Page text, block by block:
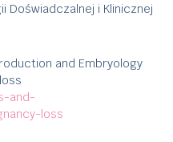
Doświadczalnej i Klinicznej
and Embryology
and-
loss